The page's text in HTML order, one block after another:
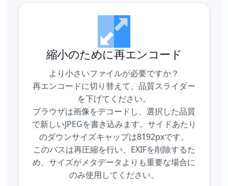
縮小のために再エンコード
より小さいファイルが必要ですか？
再エンコードに切り替えて、品質スライダー
を下げてください。
ブラウザは画像をデコードし、選択した品質
で新しいJPEGを書き込みます。サイドあたり
のダウンサイズキャップは8192pxです。
このパスは再圧縮を行い、EXIFを削除するた
め、サイズがメタデータよりも重要な場合に
のみ使用してください。